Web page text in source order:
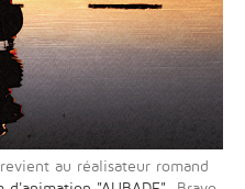
revient au réalisateur romand